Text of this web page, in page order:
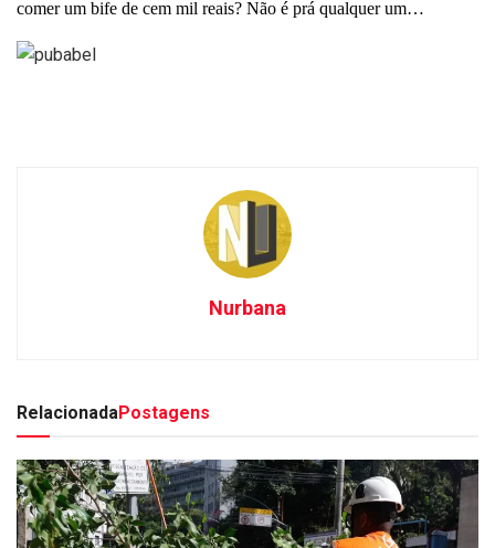
comer um bife de cem mil reais? Não é prá qualquer um…
Nurbana
RelacionadaPostagens